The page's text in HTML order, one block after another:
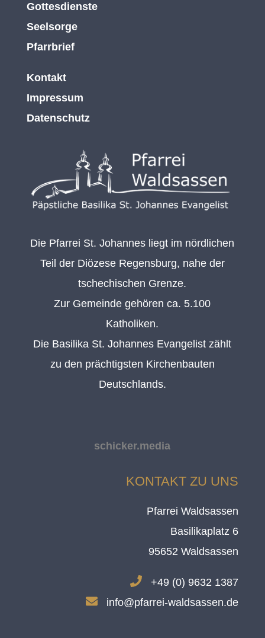
Gottesdienste
Seelsorge
Pfarrbrief
Kontakt
Impressum
Datenschutz
Die Pfarrei St. Johannes liegt im nördlichen
Teil der Diözese Regensburg, nahe der
tschechischen Grenze.
Zur Gemeinde gehören ca. 5.100
Katholiken.
Die Basilika St. Johannes Evangelist zählt
zu den prächtigsten Kirchenbauten
Deutschlands.
schicker.media
KONTAKT ZU UNS
Pfarrei Waldsassen
Basilikaplatz 6
95652 Waldsassen
+49 (0) 9632 1387
info@pfarrei-waldsassen.de